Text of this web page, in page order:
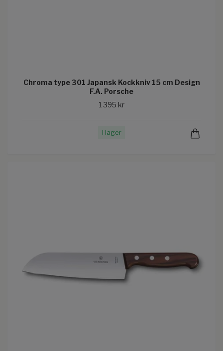
Chroma type 301 Japansk Kockkniv 15 cm Design
F.A. Porsche
1 395 kr
I lager